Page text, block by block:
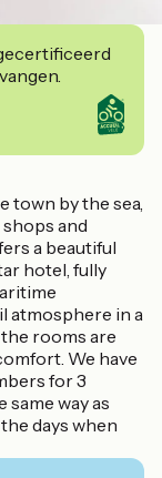
town by the sea,
shops and
a beautiful
hotel, fully
atmosphere in a
rooms are
We have
for 3
same way as
days when